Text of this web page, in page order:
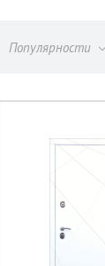
Популярности